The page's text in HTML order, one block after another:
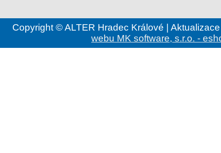
Copyright © ALTER Hradec Králové |
webu MK software, s.r.o. -